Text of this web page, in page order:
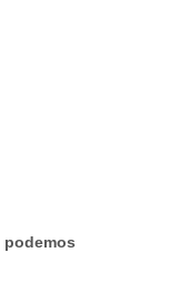
podemos